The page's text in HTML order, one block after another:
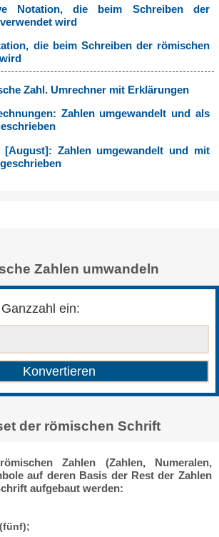
Notation, die beim Schreiben der
wird
die beim Schreiben der römischen
Zahl. Umrechner mit Erklärungen
Zahlen umgewandelt und als
[August]: Zahlen umgewandelt und mit
Zahlen umwandeln
ein:
der römischen Schrift
Zahlen (Zahlen, Numeralen,
auf deren Basis der Rest der Zahlen
aufgebaut werden: